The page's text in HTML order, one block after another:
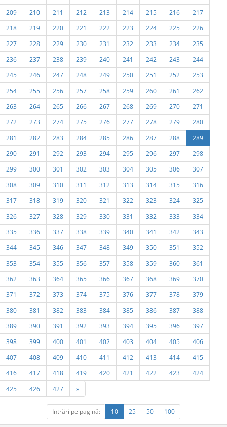
209
210 211 212 213 214 215 216
217
218
219 220 221 222 223 224 225
226
227
228 229 230 231 232 233 234
235
236
237 238 239 240 241 242 243
244
245
246 247 248 249 250 251 252
253
254
255 256 257 258 259 260 261
262
263
264 265 266 267 268 269 270
271
272
273 274 275 276 277 278 279
280
281
282 283 284 285 286 287 288
289
290
291 292 293 294 295 296 297
298
299
300 301 302 303 304 305 306
307
308
309 310 311 312 313 314 315
316
317
318 319 320 321 322 323 324
325
326
327 328 329 330 331 332 333
334
335
336 337 338 339 340 341 342
343
344
345 346 347 348 349 350 351
352
353
354 355 356 357 358 359 360
361
362
363 364 365 366 367 368 369
370
371
372 373 374 375 376 377 378
379
380
381 382 383 384 385 386 387
388
389
390 391 392 393 394 395 396
397
398
399 400 401 402 403 404 405
406
407
408 409 410 411 412 413 414
415
416
417 418 419 420 421 422 423
424
425
426 427 »
Intrări pe pagină: 10 25 50 100